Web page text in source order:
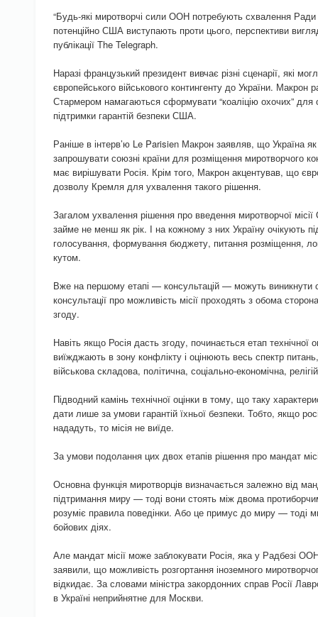
“Будь-які миротворчі сили ООН потребують схвалення Ради
потенційно США виступають проти цього, перспективи
публікації The Telegraph.
Наразі французький президент вивчає різні сценарії, які
європейського військового контингенту до України. Макрон
Стармером намагаються сформувати “коаліцію охочих” для
підтримки гарантій безпеки США.
Раніше в інтерв’ю Le Parisien Макрон заявляв, що Україна
запрошувати союзні країни для розміщення миротворчого
має вирішувати Росія. Крім того, Макрон акцентував, що
дозволу Кремля для ухвалення такого рішення.
Загалом ухвалення рішення про введення миротворчої
займе не менш як рік. І на кожному з них Україну очікують
голосування, формування бюджету, питання розміщення,
кутом.
Вже на першому етапі — консультацій — можуть виникнути
консультації про можливість місії проходять з обома
згоду.
Навіть якщо Росія дасть згоду, починається етап
виїжджають в зону конфлікту і оцінюють весь спектр
військова складова, політична, соціально-економічна,
Підводний камінь технічної оцінки в тому, що таку
дати лише за умови гарантій їхньої безпеки. Тобто, якщо
нададуть, то місія не виїде.
За умови подолання цих двох етапів рішення про мандат
Основна функція миротворців визначається залежно від
підтримання миру — тоді вони стоять між двома
розуміє правила поведінки. Або це примус до миру — тоді
бойових діях.
Але мандат місії може заблокувати Росія, яка у Радбезі
заявили, що можливість розгортання іноземного
відкидає. За словами міністра закордонних справ Росії
в Україні неприйнятне для Москви.